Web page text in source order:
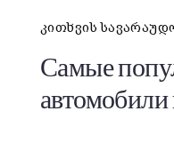
კითხვის
Самые
автомобили